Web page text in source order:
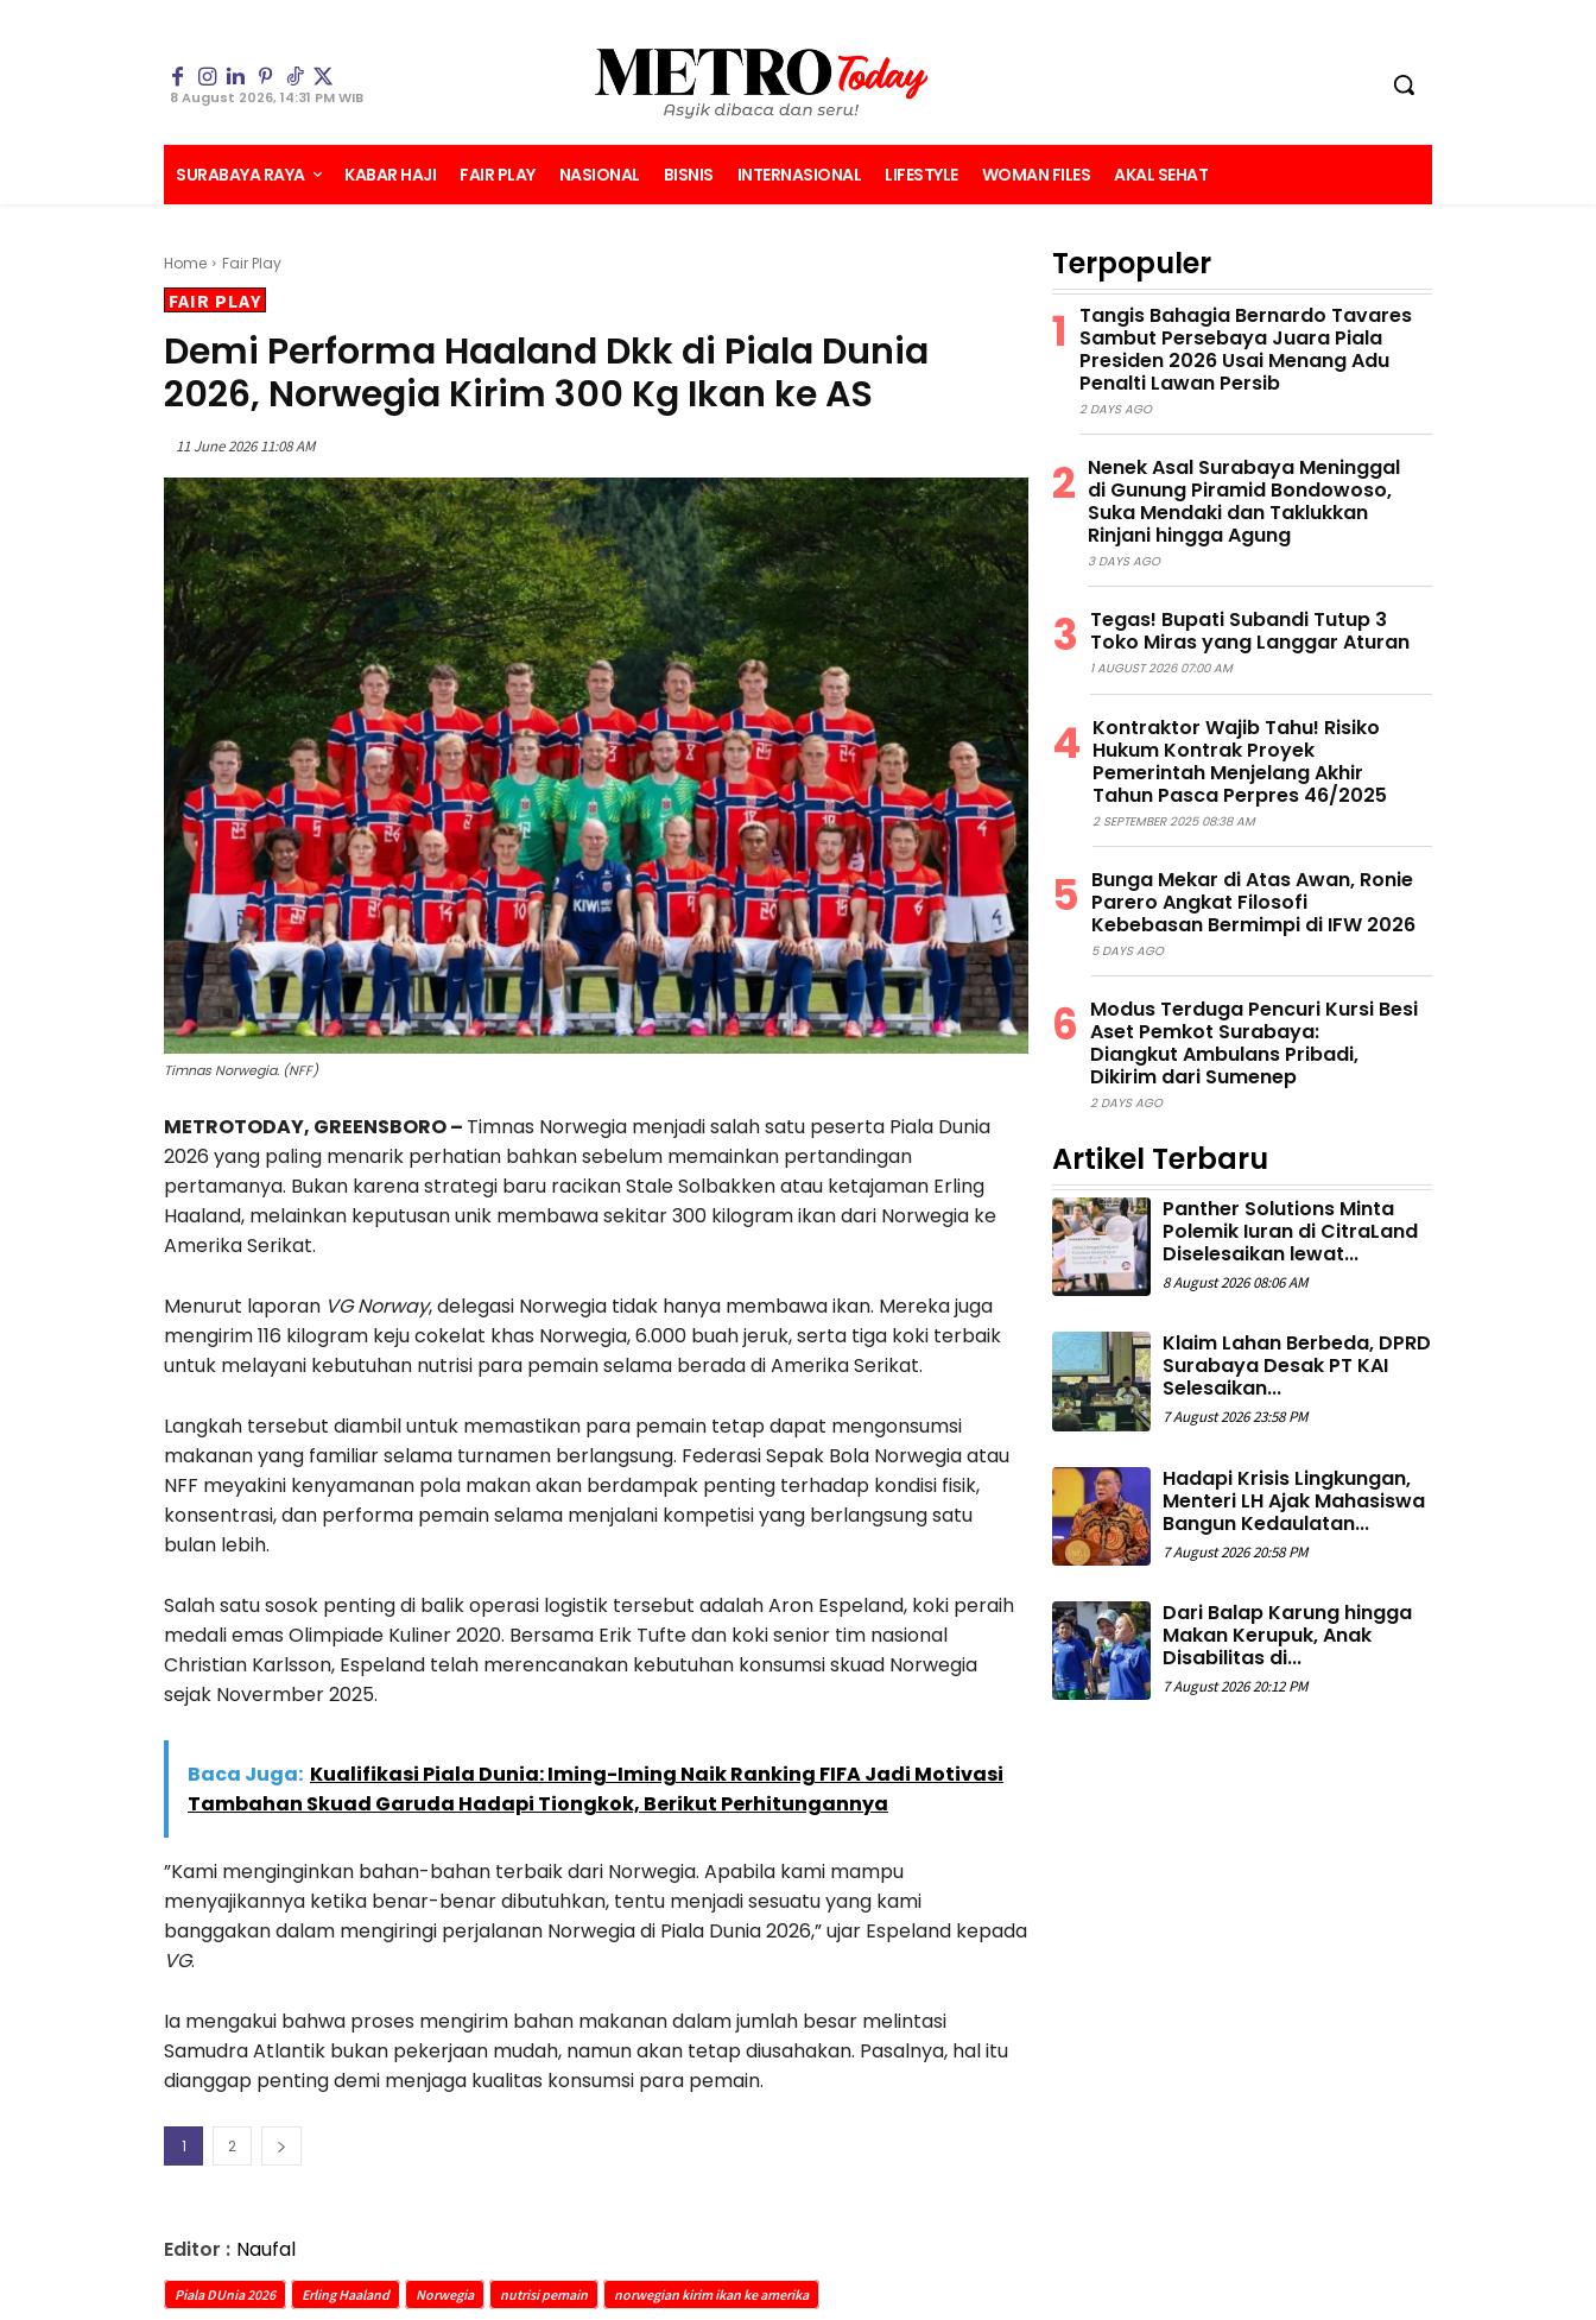
8 August 2026, 14:31 PM WIB
SURABAYA RAYA KABAR HAJI FAIR PLAY NASIONAL BISNIS INTERNASIONAL LIFESTYLE WOMAN FILES AKAL SEHAT
Home Fair Play
FAIR PLAY
Demi Performa Haaland Dkk di Piala Dunia
2026, Norwegia Kirim 300 Kg Ikan ke AS
11 June 2026 11:08 AM
Timnas Norwegia. (NFF)
METROTODAY, GREENSBORO – Timnas Norwegia menjadi salah satu peserta Piala Dunia
2026 yang paling menarik perhatian bahkan sebelum memainkan pertandingan
pertamanya. Bukan karena strategi baru racikan Stale Solbakken atau ketajaman Erling
Haaland, melainkan keputusan unik membawa sekitar 300 kilogram ikan dari Norwegia ke
Amerika Serikat.
Menurut laporan VG Norway, delegasi Norwegia tidak hanya membawa ikan. Mereka juga
mengirim 116 kilogram keju cokelat khas Norwegia, 6.000 buah jeruk, serta tiga koki terbaik
untuk melayani kebutuhan nutrisi para pemain selama berada di Amerika Serikat.
Langkah tersebut diambil untuk memastikan para pemain tetap dapat mengonsumsi
makanan yang familiar selama turnamen berlangsung. Federasi Sepak Bola Norwegia atau
NFF meyakini kenyamanan pola makan akan berdampak penting terhadap kondisi fisik,
konsentrasi, dan performa pemain selama menjalani kompetisi yang berlangsung satu
bulan lebih.
Salah satu sosok penting di balik operasi logistik tersebut adalah Aron Espeland, koki peraih
medali emas Olimpiade Kuliner 2020. Bersama Erik Tufte dan koki senior tim nasional
Christian Karlsson, Espeland telah merencanakan kebutuhan konsumsi skuad Norwegia
sejak Novermber 2025.
Baca Juga: Kualifikasi Piala Dunia: Iming-Iming Naik Ranking FIFA Jadi Motivasi
Tambahan Skuad Garuda Hadapi Tiongkok, Berikut Perhitungannya
”Kami menginginkan bahan-bahan terbaik dari Norwegia. Apabila kami mampu
menyajikannya ketika benar-benar dibutuhkan, tentu menjadi sesuatu yang kami
banggakan dalam mengiringi perjalanan Norwegia di Piala Dunia 2026,” ujar Espeland kepada
VG.
Ia mengakui bahwa proses mengirim bahan makanan dalam jumlah besar melintasi
Samudra Atlantik bukan pekerjaan mudah, namun akan tetap diusahakan. Pasalnya, hal itu
dianggap penting demi menjaga kualitas konsumsi para pemain.
1 2
Editor : Naufal
Piala DUnia 2026 Erling Haaland Norwegia nutrisi pemain norwegian kirim ikan ke amerika
Terpopuler
Tangis Bahagia Bernardo Tavares
Sambut Persebaya Juara Piala
Presiden 2026 Usai Menang Adu
Penalti Lawan Persib
2 DAYS AGO
Nenek Asal Surabaya Meninggal
di Gunung Piramid Bondowoso,
Suka Mendaki dan Taklukkan
Rinjani hingga Agung
3 DAYS AGO
Tegas! Bupati Subandi Tutup 3
Toko Miras yang Langgar Aturan
1 AUGUST 2026 07:00 AM
Kontraktor Wajib Tahu! Risiko
Hukum Kontrak Proyek
Pemerintah Menjelang Akhir
Tahun Pasca Perpres 46/2025
2 SEPTEMBER 2025 08:38 AM
Bunga Mekar di Atas Awan, Ronie
Parero Angkat Filosofi
Kebebasan Bermimpi di IFW 2026
5 DAYS AGO
Modus Terduga Pencuri Kursi Besi
Aset Pemkot Surabaya:
Diangkut Ambulans Pribadi,
Dikirim dari Sumenep
2 DAYS AGO
Artikel Terbaru
Panther Solutions Minta
Polemik Iuran di CitraLand
Diselesaikan lewat...
8 August 2026 08:06 AM
Klaim Lahan Berbeda, DPRD
Surabaya Desak PT KAI
Selesaikan...
7 August 2026 23:58 PM
Hadapi Krisis Lingkungan,
Menteri LH Ajak Mahasiswa
Bangun Kedaulatan...
7 August 2026 20:58 PM
Dari Balap Karung hingga
Makan Kerupuk, Anak
Disabilitas di...
7 August 2026 20:12 PM